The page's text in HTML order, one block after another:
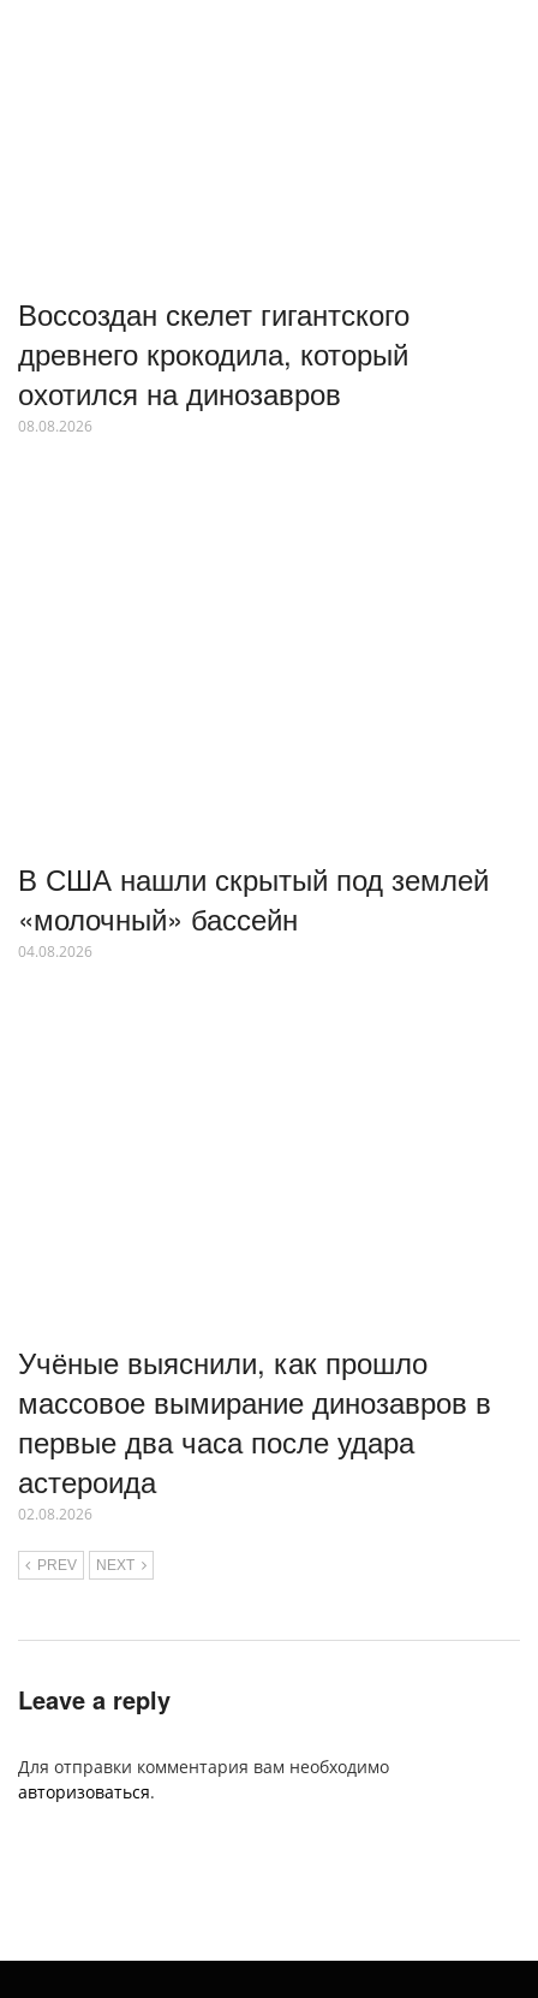
Воссоздан скелет гигантского
древнего крокодила, который
охотился на динозавров
08.08.2026
В США нашли скрытый под землей
«молочный» бассейн
04.08.2026
Учёные выяснили, как прошло
массовое вымирание динозавров в
первые два часа после удара
астероида
02.08.2026
PREV NEXT
Leave a reply
Для отправки комментария вам необходимо
авторизоваться.